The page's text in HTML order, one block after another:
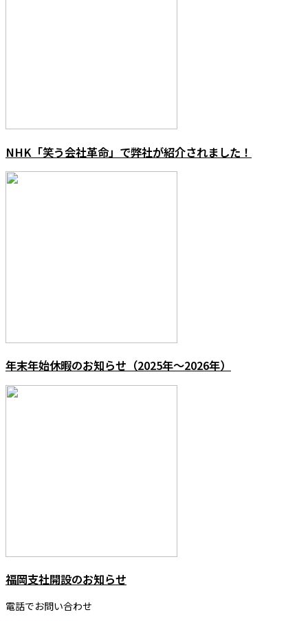
NHK「笑う会社革命」で弊社が紹介されました！
年末年始休暇のお知らせ（2025年～2026年）
福岡支社開設のお知らせ
電話でお問い合わせ